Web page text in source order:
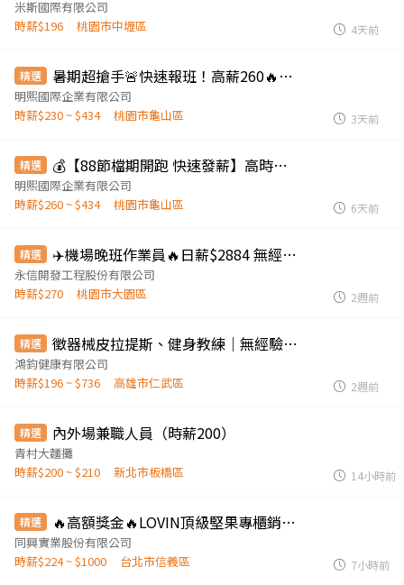
米斯國際有限公司
時薪$196
桃園市中壢區 4天前
精選 暑期超搶手🚨快速報班！高薪260🔥日領現賺💸多時段任選！
明熙國際企業有限公司
時薪$230 ~ $434
桃園市龜山區 3天前
精選 💰【88節檔期開跑 快速發薪】高時薪＋龜山多班別⭐日領2000~3000
明熙國際企業有限公司
時薪$260 ~ $434
桃園市龜山區 6天前
精選 ✈️機場晚班作業員🔥日薪$2884 無經驗/暑期打工 可
永信開發工程股份有限公司
時薪$270
桃園市大園區 2週前
精選 徵器械皮拉提斯、健身教練｜無經驗可培訓｜完整教育訓練體系
鴻鈞健康有限公司
時薪$196 ~ $736
高雄市仁武區 2週前
精選 內外場兼職人員（時薪200）
青村大麵攤
時薪$200 ~ $210
新北市板橋區 14小時前
精選 🔥高額獎金🔥LOVIN頂級堅果專櫃銷售員
同興實業股份有限公司
時薪$224 ~ $1000
台北市信義區 7小時前